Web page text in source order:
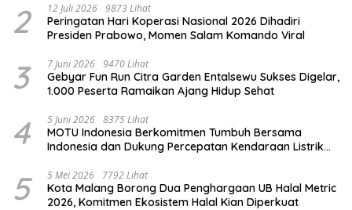
2 12 Juli 2026 9873 Lihat
Peringatan Hari Koperasi Nasional 2026 Dihadiri
Presiden Prabowo, Momen Salam Komando Viral
3 7 Juni 2026 9470 Lihat
Gebyar Fun Run Citra Garden Entalsewu Sukses Digelar,
1.000 Peserta Ramaikan Ajang Hidup Sehat
4 5 Juni 2026 8375 Lihat
MOTU Indonesia Berkomitmen Tumbuh Bersama
Indonesia dan Dukung Percepatan Kendaraan Listrik
5 5 Mei 2026 7792 Lihat
Kota Malang Borong Dua Penghargaan UB Halal Metric
2026, Komitmen Ekosistem Halal Kian Diperkuat